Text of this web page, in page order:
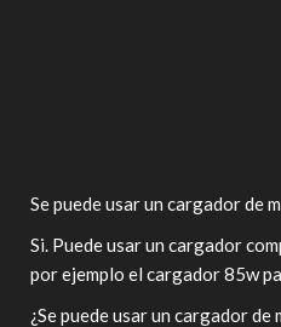
Se puede usar un cargador de
Si. Puede usar un cargador
por ejemplo el cargador 85w
¿Se puede usar un cargador